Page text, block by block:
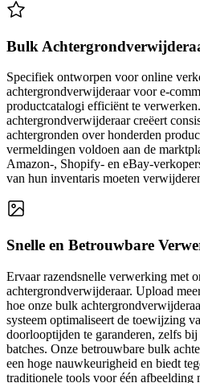
Bulk
Specifiek ontworpen voor online
achtergrondverwijderaar voor e-
productcatalogi efficiënt te
achtergrondverwijderaar creëert
achtergronden over honderden
vermeldingen voldoen aan de
Amazon-, Shopify- en eBay-
van hun inventaris moeten
Snelle en Betrouwbare
Ervaar razendsnelle verwerking met
achtergrondverwijderaar. Upload
hoe onze bulk
systeem optimaliseert de toewijzing
doorlooptijden te garanderen, zelfs
batches. Onze betrouwbare bulk
een hoge nauwkeurigheid en biedt
traditionele tools voor één afbeelding